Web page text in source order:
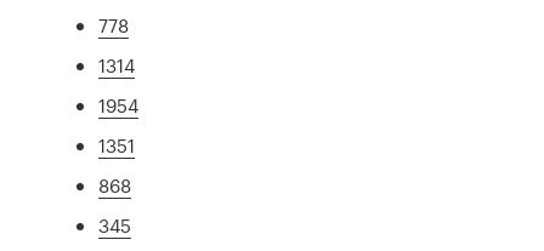
778
1314
1954
1351
868
345